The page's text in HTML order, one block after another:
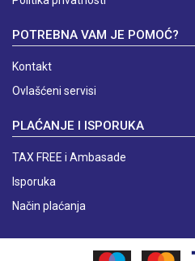
POTREBNA VAM JE POMOĆ?
Kontakt
Ovlašćeni servisi
PLAĆANJE I ISPORUKA
TAX FREE i Ambasade
Isporuka
Način plaćanja